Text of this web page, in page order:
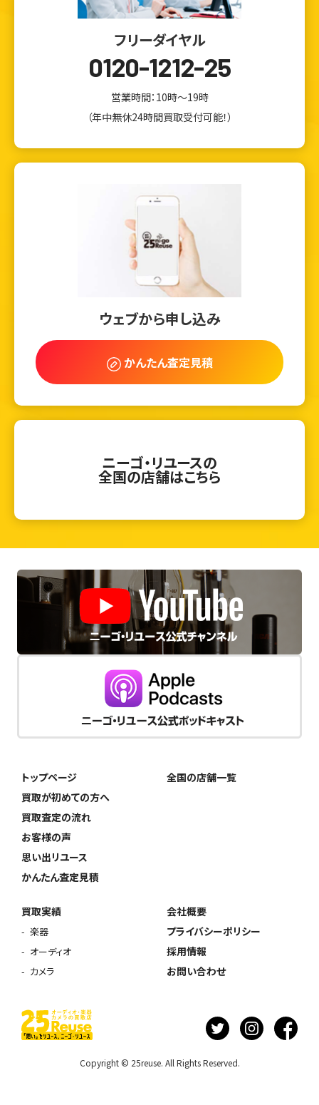
フリーダイヤル
0120-1212-25
営業時間：10時～19時
（年中無休24時間買取受付可能！）
ウェブから申し込み
かんたん査定見積
ニーゴ・リユースの
全国の店舗はこちら
トップページ
買取が初めての方へ
買取査定の流れ
お客様の声
思い出リユース
かんたん査定見積
全国の店舗一覧
買取実績
楽器
オーディオ
カメラ
会社概要
プライバシーポリシー
採用情報
お問い合わせ
Copyright © 25reuse. All Rights Reserved.